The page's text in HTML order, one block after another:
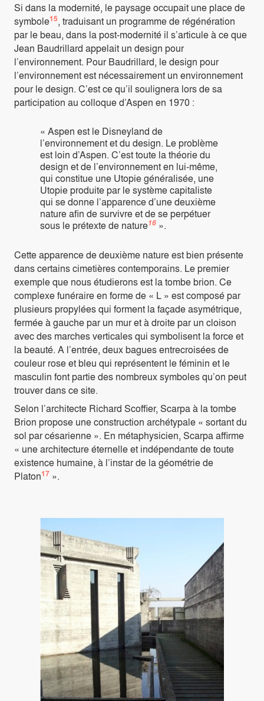
Si dans la modernité, le paysage occupait une place de
symbole15, traduisant un programme de régénération
par le beau, dans la post-modernité il s’articule à ce que
Jean Baudrillard appelait un design pour
l’environnement. Pour Baudrillard, le design pour
l’environnement est nécessairement un environnement
pour le design. C’est ce qu’il soulignera lors de sa
participation au colloque d’Aspen en 1970 :
« Aspen est le Disneyland de
l’environnement et du design. Le problème
est loin d’Aspen. C’est toute la théorie du
design et de l’environnement en lui-même,
qui constitue une Utopie généralisée, une
Utopie produite par le système capitaliste
qui se donne l’apparence d’une deuxième
nature aﬁn de survivre et de se perpétuer
sous le prétexte de nature16 ».
Cette apparence de deuxième nature est bien présente
dans certains cimetières contemporains. Le premier
exemple que nous étudierons est la tombe brion. Ce
complexe funéraire en forme de « L » est composé par
plusieurs propylées qui forment la façade asymétrique,
fermée à gauche par un mur et à droite par un cloison
avec des marches verticales qui symbolisent la force et
la beauté. A l’entrée, deux bagues entrecroisées de
couleur rose et bleu qui représentent le féminin et le
masculin font partie des nombreux symboles qu’on peut
trouver dans ce site.
Selon l’architecte Richard Scoffier, Scarpa à la tombe
Brion propose une construction archétypale « sortant du
sol par césarienne ». En métaphysicien, Scarpa affirme
« une architecture éternelle et indépendante de toute
existence humaine, à l’instar de la géométrie de
Platon17 ».